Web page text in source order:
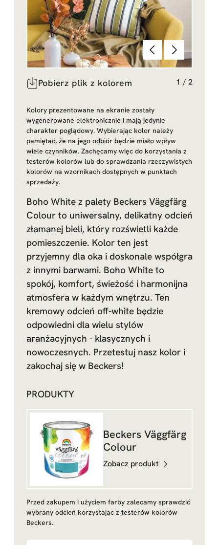
Poprzednie
Dalej
Pobierz plik z kolorem 1 / 2
Kolory prezentowane na ekranie zostały
wygenerowane elektronicznie i mają jedynie
charakter poglądowy. Wybierając kolor należy
pamiętać, że na jego odbiór będzie miało wpływ
wiele czynników. Zachęcamy więc do korzystania z
testerów kolorów lub do sprawdzania rzeczywistych
kolorów na wzornikach dostępnych w punktach
sprzedaży.
Boho White z palety Beckers Väggfärg
Colour to uniwersalny, delikatny odcień
złamanej bieli, który rozświetli każde
pomieszczenie. Kolor ten jest
przyjemny dla oka i doskonale współgra
z innymi barwami. Boho White to
spokój, komfort, świeżość i harmonijna
atmosfera w każdym wnętrzu. Ten
kremowy odcień off-white będzie
odpowiedni dla wielu stylów
aranżacyjnych - klasycznych i
nowoczesnych. Przetestuj nasz kolor i
zakochaj się w Beckers!
PRODUKTY
Beckers Väggfärg
Colour
Zobacz produkt
Przed zakupem i użyciem farby zalecamy sprawdzić
wybrany odcień korzystając z testerów kolorów
Beckers.